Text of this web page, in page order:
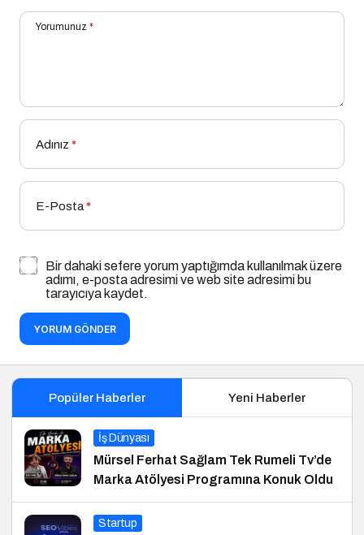
Yorumunuz *
Adınız *
E-Posta*
Bir dahaki sefere yorum yaptığımda kullanılmak üzere
adımı, e-posta adresimi ve web site adresimi bu
tarayıcıya kaydet.
YORUM GÖNDER
Popüler Haberler Yeni Haberler
İş Dünyası
Mürsel Ferhat Sağlam Tek Rumeli Tv’de
Marka Atölyesi Programına Konuk Oldu
Startup